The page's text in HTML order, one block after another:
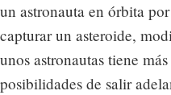
un astronauta en órbita
capturar un asteroide,
unos astronautas tiene
posibilidades de salir